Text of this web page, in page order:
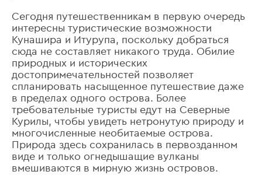
Сегодня путешественникам в первую очередь
интересны туристические возможности
Кунашира и Итурупа, поскольку добраться
сюда не составляет никакого труда. Обилие
природных и исторических
достопримечательностей позволяет
спланировать насыщенное путешествие даже
в пределах одного острова. Более
требовательные туристы едут на Северные
Курилы, чтобы увидеть нетронутую природу и
многочисленные необитаемые острова.
Природа здесь сохранилась в первозданном
виде и только огнедышащие вулканы
вмешиваются в мирную жизнь островов.